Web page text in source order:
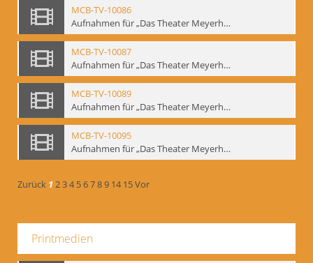
MCB-TV-10086
Aufnahmen für „Das Theater Meyerholds und die Biomechanik“ (2). Demonstration der Etüde „Die Ohrfeige“ in verschiedenen Variationen, Ausschnitt 1 - Interne Signatur: BM-vid-2_A1
MCB-TV-10087
Aufnahmen für „Das Theater Meyerholds und die Biomechanik“ (2). Demonstration der Etüde „Die Ohrfeige“ in verschiedenen Variationen, Ausschnitt 2 - Interne Signatur: BM-vid-2_A2
MCB-TV-10089
Aufnahmen für „Das Theater Meyerholds und die Biomechanik“ (3). Etüde „Der Dolchstoß“, Ausschnitt 1 - Interne Signatur: BM-vid-3_A1
MCB-TV-10095
Aufnahmen für „Das Theater Meyerholds und die Biomechanik“ (6). Biomechanische Grundelemente und szenische Umsetzung, Ausschnitt 1 - Interne Signatur: BM-vid-6_A1
Zurück 1234 56789 14 15Vor
Printmedien